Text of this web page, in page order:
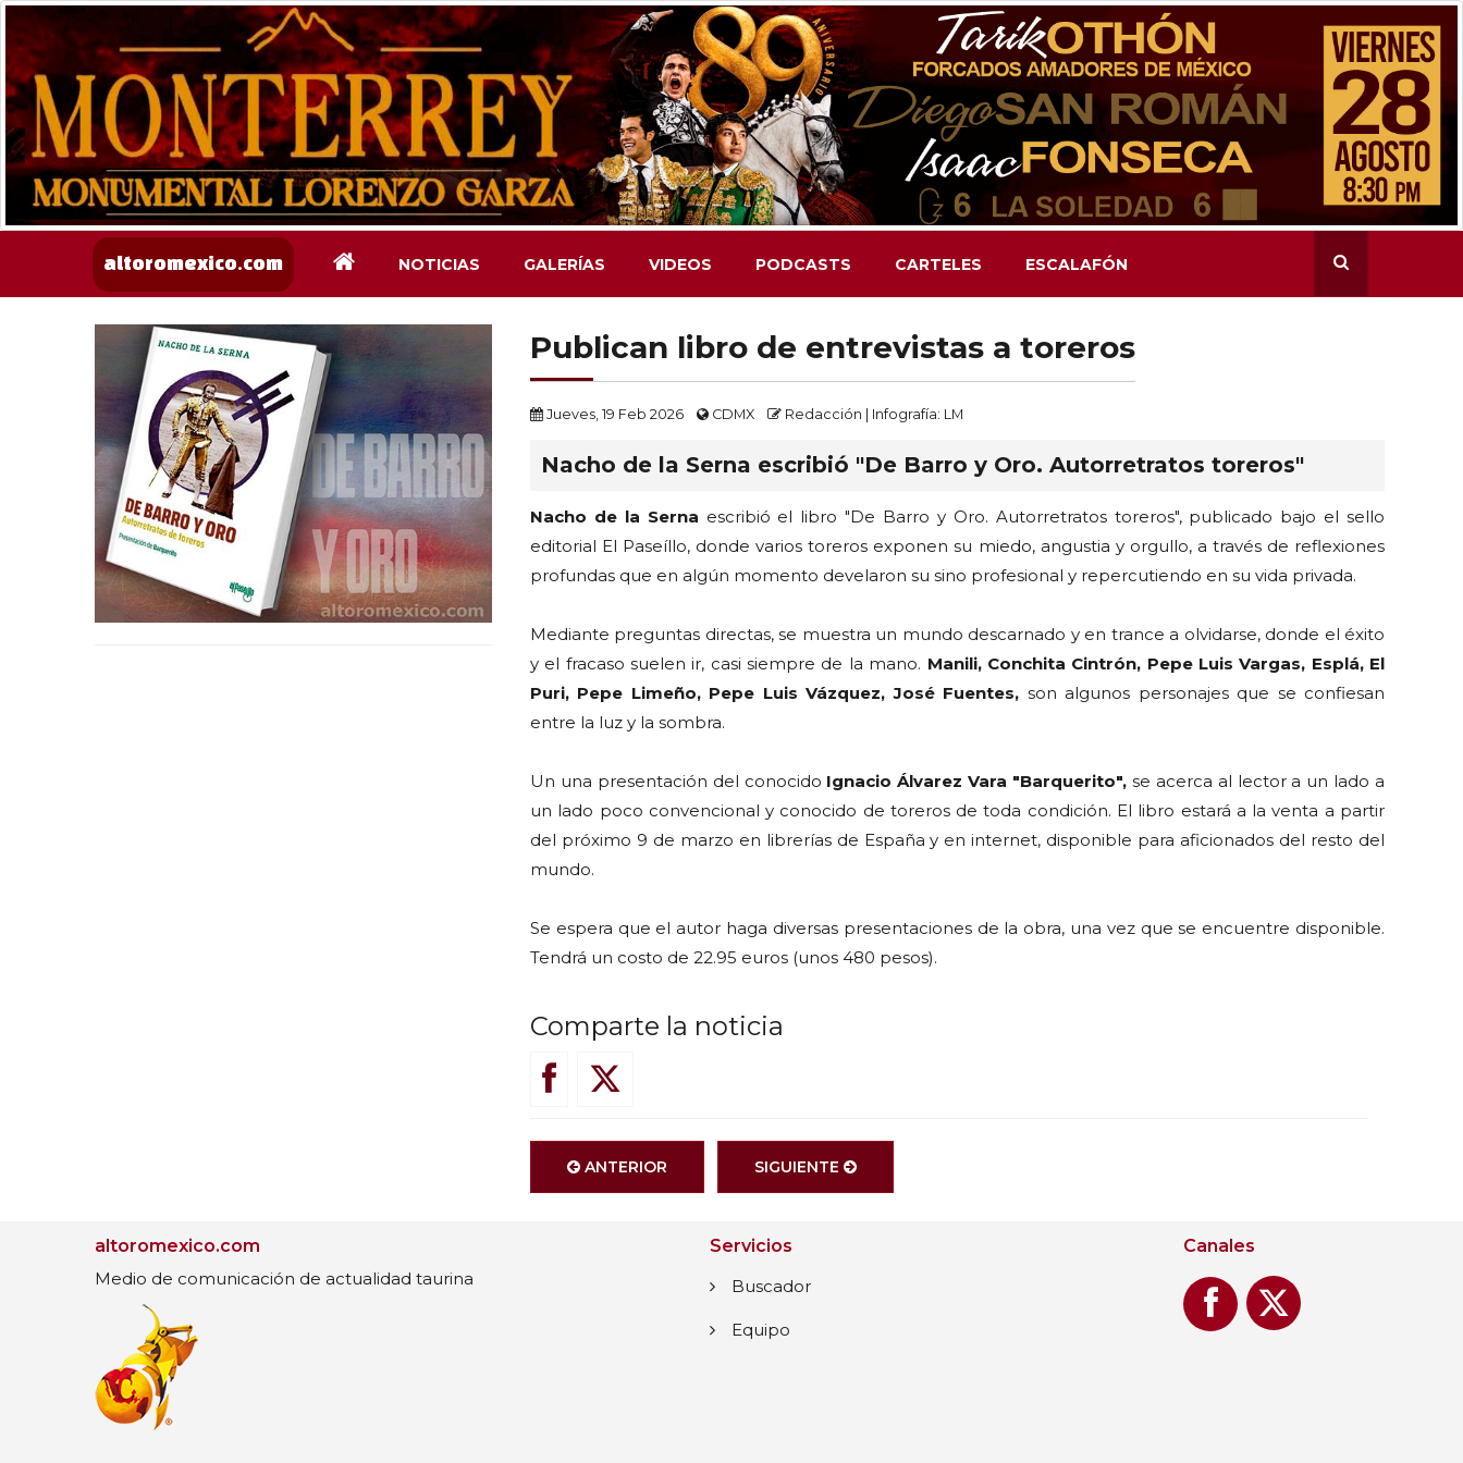
altoromexico.com NOTICIAS GALERÍAS VIDEOS PODCASTS CARTELES ESCALAFÓN
Publican libro de entrevistas a toreros
Jueves, 19 Feb 2026 CDMX Redacción | Infografía: LM
Nacho de la Serna escribió "De Barro y Oro. Autorretratos toreros"
Nacho de la Serna escribió el libro "De Barro y Oro. Autorretratos toreros", publicado bajo el sello
editorial El Paseíllo, donde varios toreros exponen su miedo, angustia y orgullo, a través de reflexiones
profundas que en algún momento develaron su sino profesional y repercutiendo en su vida privada.
Mediante preguntas directas, se muestra un mundo descarnado y en trance a olvidarse, donde el éxito
y el fracaso suelen ir, casi siempre de la mano. Manili, Conchita Cintrón, Pepe Luis Vargas, Esplá, El
Puri, Pepe Limeño, Pepe Luis Vázquez, José Fuentes, son algunos personajes que se confiesan
entre la luz y la sombra.
Un una presentación del conocido Ignacio Álvarez Vara "Barquerito", se acerca al lector a un lado a
un lado poco convencional y conocido de toreros de toda condición. El libro estará a la venta a partir
del próximo 9 de marzo en librerías de España y en internet, disponible para aficionados del resto del
mundo.
Se espera que el autor haga diversas presentaciones de la obra, una vez que se encuentre disponible.
Tendrá un costo de 22.95 euros (unos 480 pesos).
Comparte la noticia
ANTERIOR SIGUIENTE
altoromexico.com
Medio de comunicación de actualidad taurina
Servicios
Buscador
Equipo
Canales